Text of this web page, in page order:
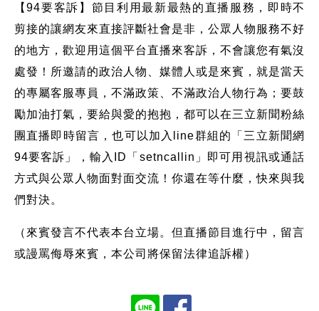
【94要客訴】節目利用最新最熱的直播服務，即時不
剪接的讓網友來直接評斷社會是非，公眾人物服務不好
的地方，歡迎用這個平台直播來客訴，不會讓您有氣沒
處發！所邀請的政治人物、媒體人或是來賓，就是當天
的專屬客服專員，不滿政策、不滿政治人物行為；要鼓
勵加油打氣，要給與愛的抱抱，都可以在三立新聞粉絲
團直播即時留言，也可以加入line群組的「三立新聞網
94要客訴」，輸入ID「setncallin」即可用視訊或通話
方式與公眾人物面對面交流！你還在等什麼，快來與我
們對決。
（來賓發言不代表本台立場。但直播節目進行中，留言
或謾罵侮辱來賓，本公司將保留法律追訴權）